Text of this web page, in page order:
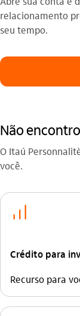
relacionamento
seu tempo.
Não
O Itaú
você.
icon-itaufonts_investimento
Crédito para
Recurso para